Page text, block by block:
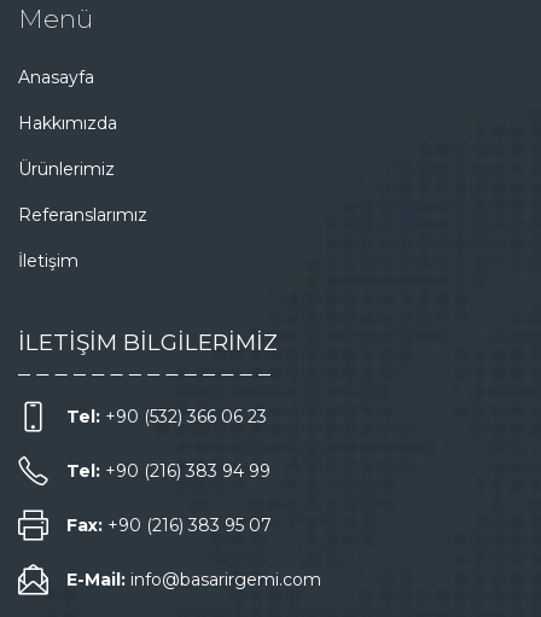
Menü
Anasayfa
Hakkımızda
Ürünlerimiz
Referanslarımız
İletişim
İLETİŞİM BİLGİLERİMİZ
Tel: +90 (532) 366 06 23
Tel: +90 (216) 383 94 99
Fax: +90 (216) 383 95 07
E-Mail: info@basarirgemi.com